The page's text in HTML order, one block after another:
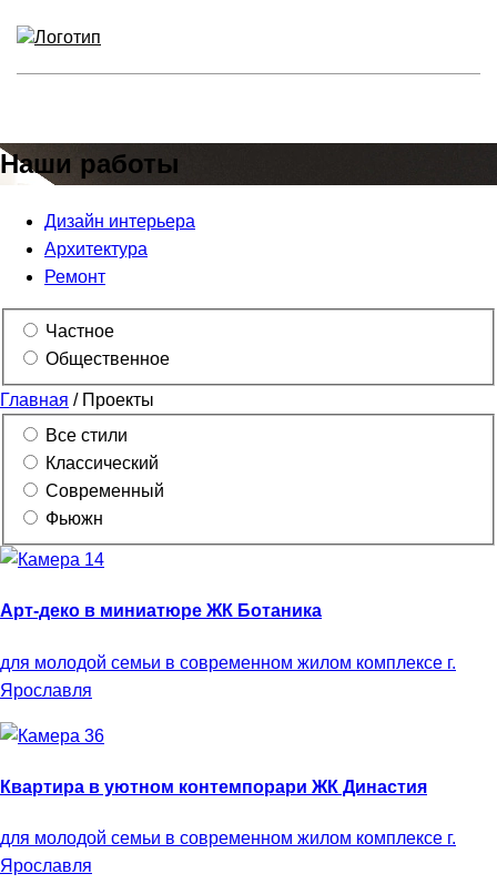
Наши работы
Дизайн интерьера
Архитектура
Ремонт
Частное
Общественное
Главная / Проекты
Все стили
Классический
Современный
Фьюжн
Арт-деко в миниатюре ЖК Ботаника
для молодой семьи в современном жилом комплексе г.
Ярославля
Квартира в уютном контемпорари ЖК Династия
для молодой семьи в современном жилом комплексе г.
Ярославля